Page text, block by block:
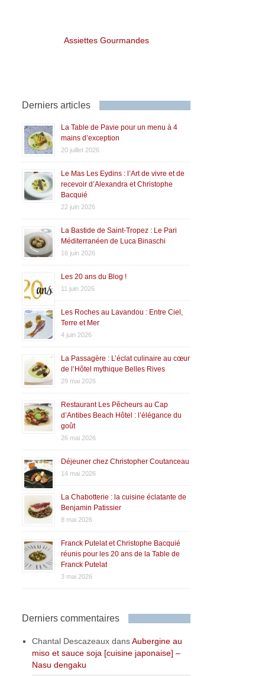
Assiettes Gourmandes
Derniers articles
La Table de Pavie pour un menu à 4
mains d’exception
20 juillet 2026
Le Mas Les Eydins : l’Art de vivre et de
recevoir d’Alexandra et Christophe
Bacquié
22 juin 2026
La Bastide de Saint-Tropez : Le Pari
Méditerranéen de Luca Binaschi
16 juin 2026
Les 20 ans du Blog !
11 juin 2026
Les Roches au Lavandou : Entre Ciel,
Terre et Mer
4 juin 2026
La Passagère : L’éclat culinaire au cœur
de l’Hôtel mythique Belles Rives
29 mai 2026
Restaurant Les Pêcheurs au Cap
d’Antibes Beach Hôtel : l’élégance du
goût
26 mai 2026
Déjeuner chez Christopher Coutanceau
14 mai 2026
La Chabotterie : la cuisine éclatante de
Benjamin Patissier
8 mai 2026
Franck Putelat et Christophe Bacquié
réunis pour les 20 ans de la Table de
Franck Putelat
3 mai 2026
Derniers commentaires
Chantal Descazeaux dansAubergine au
miso et sauce soja [cuisine japonaise] –
Nasu dengaku